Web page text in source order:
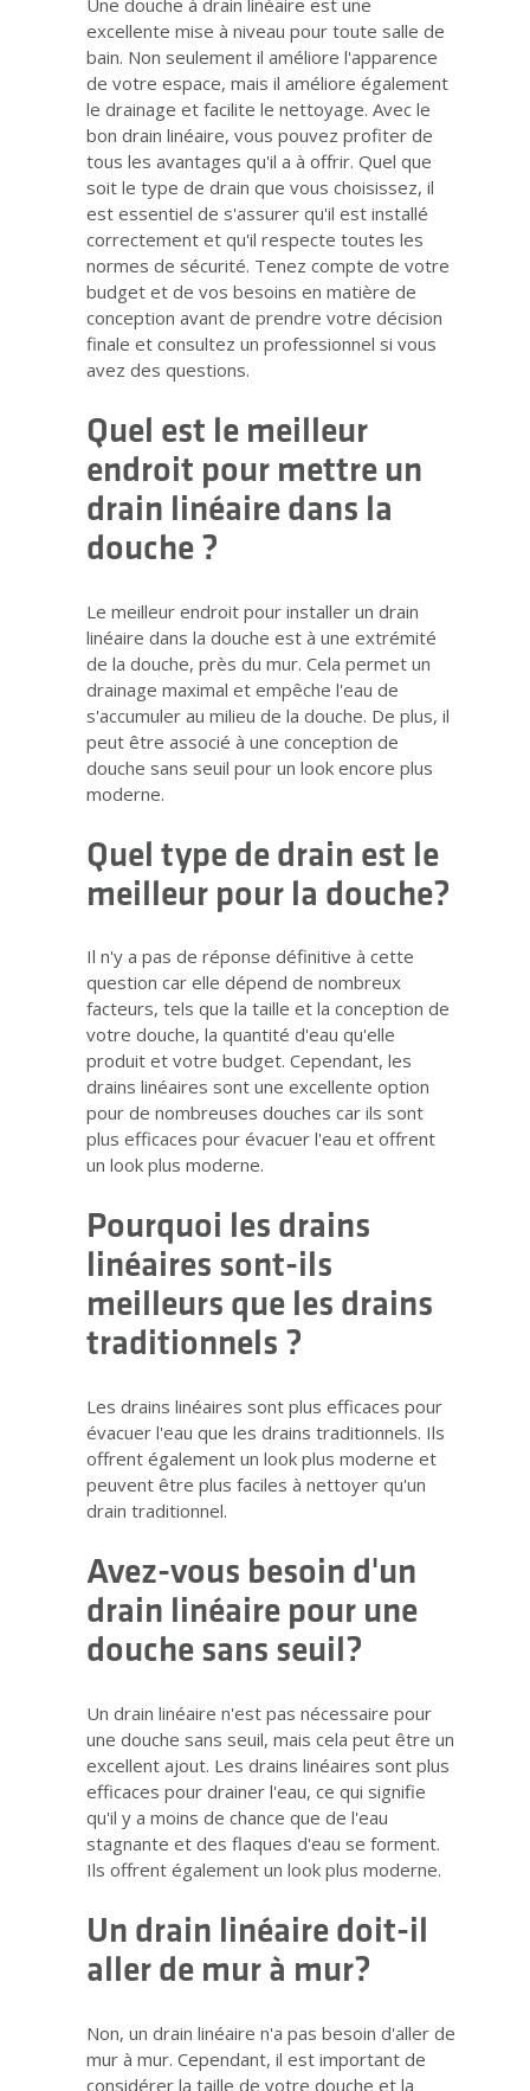
excellente mise à niveau pour toute salle de
bain. Non seulement il améliore l'apparence
de votre espace, mais il améliore également
le drainage et facilite le nettoyage. Avec le
bon drain linéaire, vous pouvez profiter de
tous les avantages qu'il a à offrir. Quel que
soit le type de drain que vous choisissez, il
est essentiel de s'assurer qu'il est installé
correctement et qu'il respecte toutes les
normes de sécurité. Tenez compte de votre
budget et de vos besoins en matière de
conception avant de prendre votre décision
finale et consultez un professionnel si vous
avez des questions.
Quel est le meilleur
endroit pour mettre un
drain linéaire dans la
douche ?
Le meilleur endroit pour installer un drain
linéaire dans la douche est à une extrémité
de la douche, près du mur. Cela permet un
drainage maximal et empêche l'eau de
s'accumuler au milieu de la douche. De plus, il
peut être associé à une conception de
douche sans seuil pour un look encore plus
moderne.
Quel type de drain est le
meilleur pour la douche?
Il n'y a pas de réponse définitive à cette
question car elle dépend de nombreux
facteurs, tels que la taille et la conception de
votre douche, la quantité d'eau qu'elle
produit et votre budget. Cependant, les
drains linéaires sont une excellente option
pour de nombreuses douches car ils sont
plus efficaces pour évacuer l'eau et offrent
un look plus moderne.
Pourquoi les drains
linéaires sont-ils
meilleurs que les drains
traditionnels ?
Les drains linéaires sont plus efficaces pour
évacuer l'eau que les drains traditionnels. Ils
offrent également un look plus moderne et
peuvent être plus faciles à nettoyer qu'un
drain traditionnel.
Avez-vous besoin d'un
drain linéaire pour une
douche sans seuil?
Un drain linéaire n'est pas nécessaire pour
une douche sans seuil, mais cela peut être un
excellent ajout. Les drains linéaires sont plus
efficaces pour drainer l'eau, ce qui signifie
qu'il y a moins de chance que de l'eau
stagnante et des flaques d'eau se forment.
Ils offrent également un look plus moderne.
Un drain linéaire doit-il
aller de mur à mur?
Non, un drain linéaire n'a pas besoin d'aller de
mur à mur. Cependant, il est important de
considérer la taille de votre douche et la